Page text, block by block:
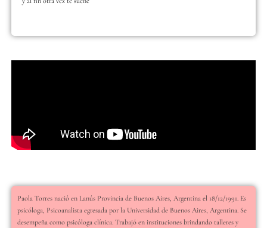
Paola Torres nació en Lanús Provincia de Buenos Aires, Argentina el 18/12/1991. Es
psicóloga, Psicoanalista egresada por la Universidad de Buenos Aires, Argentina. Se
desempeña como psicóloga clínica. Trabajó en instituciones brindando talleres y